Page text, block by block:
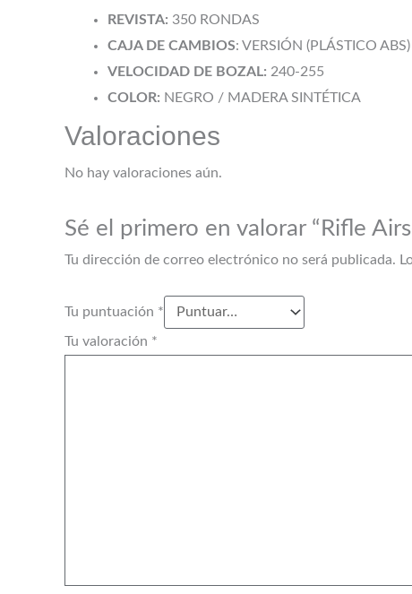
REVISTA: 350 RONDAS
CAJA DE CAMBIOS: VERSIÓN (PLÁSTICO ABS)
VELOCIDAD DE BOZAL: 240-255
COLOR: NEGRO / MADERA SINTÉTICA
Valoraciones
No hay valoraciones aún.
Sé el primero en valorar “Rifle
Tu dirección de correo electrónico no será publicada.
Tu puntuación *
Tu valoración *